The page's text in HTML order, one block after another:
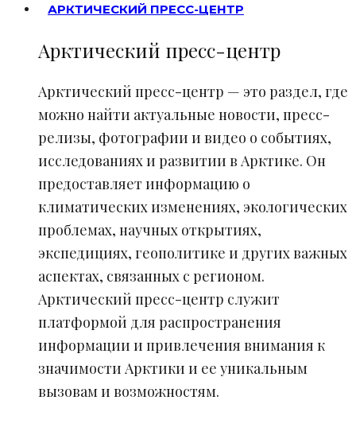
АРКТИЧЕСКИЙ ПРЕСС-ЦЕНТР
Арктический пресс-центр
Арктический пресс-центр — это раздел, где
можно найти актуальные новости, пресс-
релизы, фотографии и видео о событиях,
исследованиях и развитии в Арктике. Он
предоставляет информацию о
климатических изменениях, экологических
проблемах, научных открытиях,
экспедициях, геополитике и других важных
аспектах, связанных с регионом.
Арктический пресс-центр служит
платформой для распространения
информации и привлечения внимания к
значимости Арктики и ее уникальным
вызовам и возможностям.